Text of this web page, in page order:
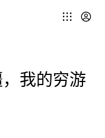
我的穷游